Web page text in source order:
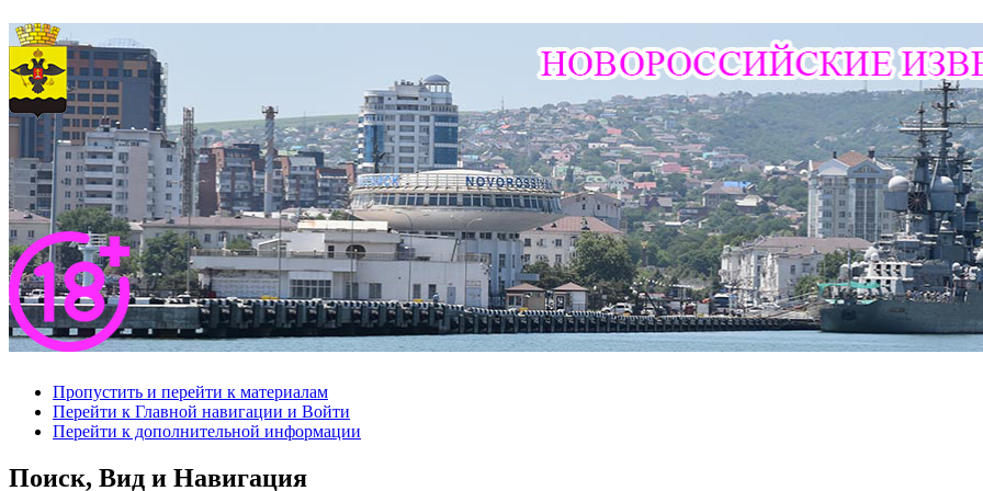
Пропустить и перейти к материалам
Перейти к Главной навигации и Войти
Перейти к дополнительной информации
Поиск, Вид и Навигация